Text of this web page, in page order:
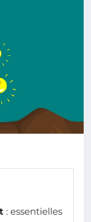
: essentielles